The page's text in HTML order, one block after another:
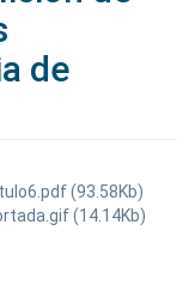
de
(93.58Kb)
(14.14Kb)